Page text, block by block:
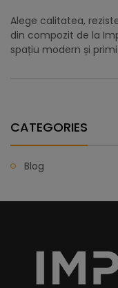
Alege calitatea,
din compozit de la
spațiu modern și
CATEGORIES
Blog